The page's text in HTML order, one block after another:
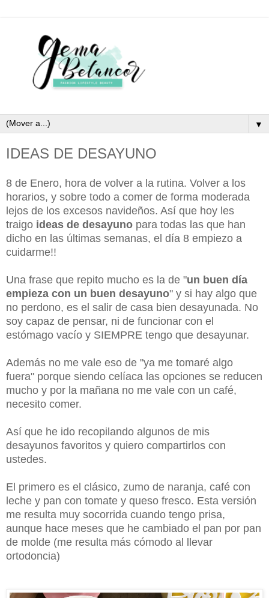
▼
IDEAS DE DESAYUNO
8 de Enero, hora de volver a la rutina. Volver a los
horarios, y sobre todo a comer de forma moderada
lejos de los excesos navideños. Así que hoy les
traigo ideas de desayuno para todas las que han
dicho en las últimas semanas, el día 8 empiezo a
cuidarme!!
Una frase que repito mucho es la de "un buen día
empieza con un buen desayuno" y si hay algo que
no perdono, es el salir de casa bien desayunada. No
soy capaz de pensar, ni de funcionar con el
estómago vacío y SIEMPRE tengo que desayunar.
Además no me vale eso de "ya me tomaré algo
fuera" porque siendo celíaca las opciones se reducen
mucho y por la mañana no me vale con un café,
necesito comer.
Así que he ido recopilando algunos de mis
desayunos favoritos y quiero compartirlos con
ustedes.
El primero es el clásico, zumo de naranja, café con
leche y pan con tomate y queso fresco. Esta versión
me resulta muy socorrida cuando tengo prisa,
aunque hace meses que he cambiado el pan por pan
de molde (me resulta más cómodo al llevar
ortodoncia)